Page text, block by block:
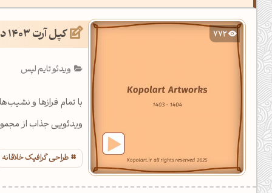
کد رنگ از عکس
پالت رنگ با هوش‌مصنوعی
کدهای رنگ
رنگ مکمل
تمام ابزارها
سوالات متداول‌‌
772 کپل آرت 1403 در یک نگاه
ویدئو تایم لپس
ویدئویی جذاب از مجموعه
طراحی گرافیک خلاقانه